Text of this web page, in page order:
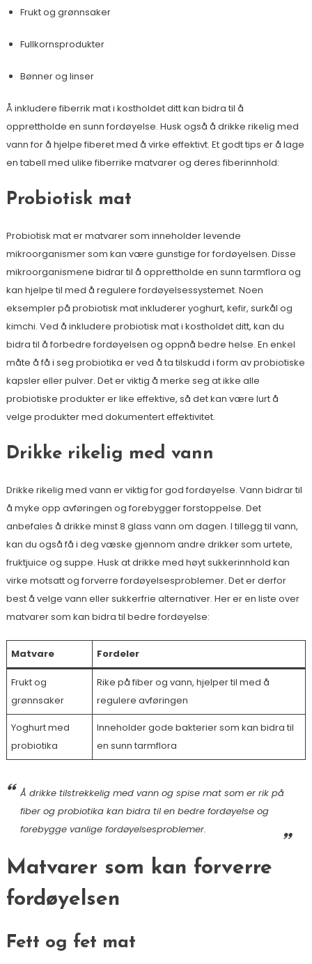
Frukt og grønnsaker
Fullkornsprodukter
Bønner og linser
Å inkludere fiberrik mat i kostholdet ditt kan bidra til å
opprettholde en sunn fordøyelse. Husk også å drikke rikelig med
vann for å hjelpe fiberet med å virke effektivt. Et godt tips er å lage
en tabell med ulike fiberrike matvarer og deres fiberinnhold:
Probiotisk mat
Probiotisk mat er matvarer som inneholder levende
mikroorganismer som kan være gunstige for fordøyelsen. Disse
mikroorganismene bidrar til å opprettholde en sunn tarmflora og
kan hjelpe til med å regulere fordøyelsessystemet. Noen
eksempler på probiotisk mat inkluderer yoghurt, kefir, surkål og
kimchi. Ved å inkludere probiotisk mat i kostholdet ditt, kan du
bidra til å forbedre fordøyelsen og oppnå bedre helse. En enkel
måte å få i seg probiotika er ved å ta tilskudd i form av probiotiske
kapsler eller pulver. Det er viktig å merke seg at ikke alle
probiotiske produkter er like effektive, så det kan være lurt å
velge produkter med dokumentert effektivitet.
Drikke rikelig med vann
Drikke rikelig med vann er viktig for god fordøyelse. Vann bidrar til
å myke opp avføringen og forebygger forstoppelse. Det
anbefales å drikke minst 8 glass vann om dagen. I tillegg til vann,
kan du også få i deg væske gjennom andre drikker som urtete,
fruktjuice og suppe. Husk at drikke med høyt sukkerinnhold kan
virke motsatt og forverre fordøyelsesproblemer. Det er derfor
best å velge vann eller sukkerfrie alternativer. Her er en liste over
matvarer som kan bidra til bedre fordøyelse:
Matvare Fordeler
Frukt og
grønnsaker
Rike på fiber og vann, hjelper til med å
regulere avføringen
Yoghurt med
probiotika
Inneholder gode bakterier som kan bidra til
en sunn tarmflora
Å drikke tilstrekkelig med vann og spise mat som er rik på
fiber og probiotika kan bidra til en bedre fordøyelse og
forebygge vanlige fordøyelsesproblemer.
Matvarer som kan forverre
fordøyelsen
Fett og fet mat